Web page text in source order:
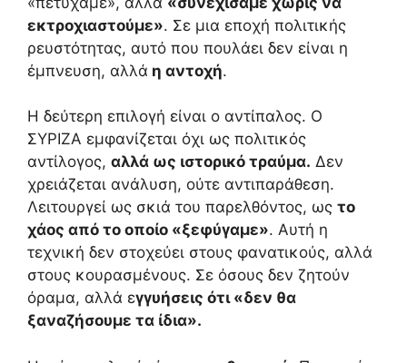
εκτροχιαστούμε». Σε μια εποχή πολιτικής
ρευστότητας, αυτό που πουλάει δεν είναι η
έμπνευση, αλλά η αντοχή.
Η δεύτερη επιλογή είναι ο αντίπαλος. Ο
ΣΥΡΙΖΑ εμφανίζεται όχι ως πολιτικός
αντίλογος, αλλά ως ιστορικό τραύμα. Δεν
χρειάζεται ανάλυση, ούτε αντιπαράθεση.
Λειτουργεί ως σκιά του παρελθόντος, ως το
χάος από το οποίο «ξεφύγαμε». Αυτή η
τεχνική δεν στοχεύει στους φανατικούς, αλλά
στους κουρασμένους. Σε όσους δεν ζητούν
όραμα, αλλά εγγυήσεις ότι «δεν θα
ξαναζήσουμε τα ίδια».